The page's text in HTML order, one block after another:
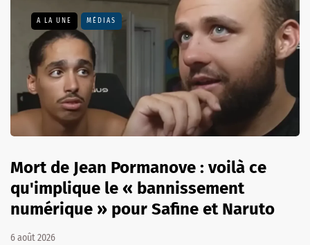
A LA UNE MÉDIAS
Mort de Jean Pormanove : voilà ce
qu'implique le « bannissement
numérique » pour Safine et Naruto
6 août 2026